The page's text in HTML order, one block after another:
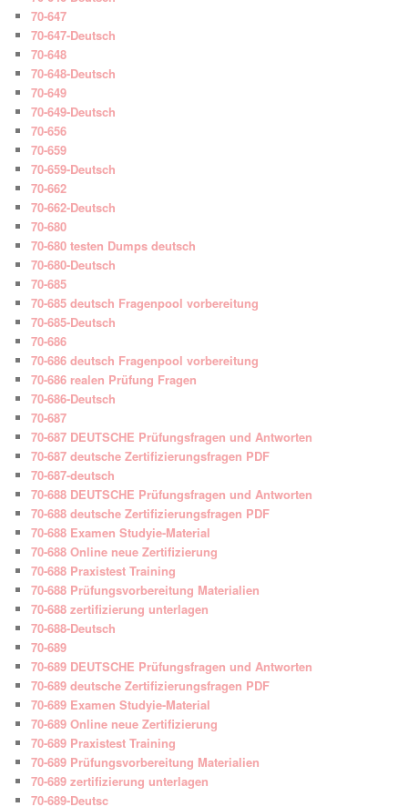
70-647
70-647-Deutsch
70-648
70-648-Deutsch
70-649
70-649-Deutsch
70-656
70-659
70-659-Deutsch
70-662
70-662-Deutsch
70-680
70-680 testen Dumps deutsch
70-680-Deutsch
70-685
70-685 deutsch Fragenpool vorbereitung
70-685-Deutsch
70-686
70-686 deutsch Fragenpool vorbereitung
70-686 realen Prüfung Fragen
70-686-Deutsch
70-687
70-687 DEUTSCHE Prüfungsfragen und Antworten
70-687 deutsche Zertifizierungsfragen PDF
70-687-deutsch
70-688 DEUTSCHE Prüfungsfragen und Antworten
70-688 deutsche Zertifizierungsfragen PDF
70-688 Examen Studyie-Material
70-688 Online neue Zertifizierung
70-688 Praxistest Training
70-688 Prüfungsvorbereitung Materialien
70-688 zertifizierung unterlagen
70-688-Deutsch
70-689
70-689 DEUTSCHE Prüfungsfragen und Antworten
70-689 deutsche Zertifizierungsfragen PDF
70-689 Examen Studyie-Material
70-689 Online neue Zertifizierung
70-689 Praxistest Training
70-689 Prüfungsvorbereitung Materialien
70-689 zertifizierung unterlagen
70-689-Deutsc